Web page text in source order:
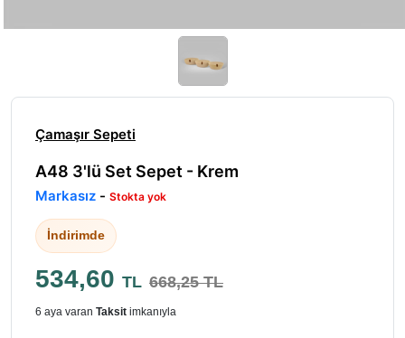
Çamaşır Sepeti
A48 3'lü Set Sepet - Krem
Markasız - Stokta yok
İndirimde
534,60 TL 668,25 TL
6 aya varan Taksit imkanıyla